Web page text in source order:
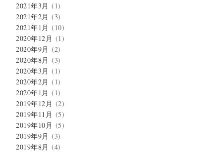
2021年3月 (1)
2021年2月 (3)
2021年1月 (10)
2020年12月 (1)
2020年9月 (2)
2020年8月 (3)
2020年3月 (1)
2020年2月 (1)
2020年1月 (1)
2019年12月 (2)
2019年11月 (5)
2019年10月 (5)
2019年9月 (3)
2019年8月 (4)